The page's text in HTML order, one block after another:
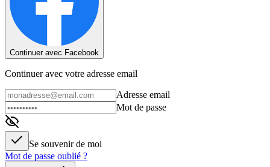
Continuer avec Facebook
Continuer avec votre adresse email
Adresse email
Mot de passe
Se souvenir de moi
Mot de passe oublié ?